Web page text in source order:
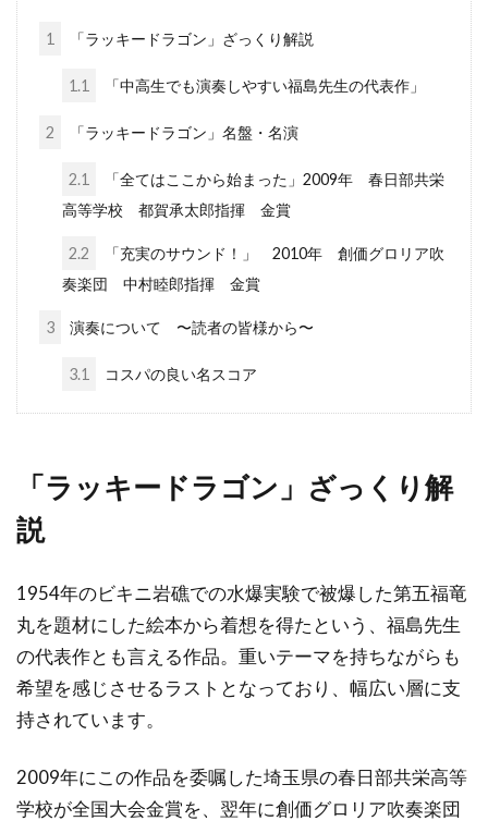
1 「ラッキードラゴン」ざっくり解説
1.1 「中高生でも演奏しやすい福島先生の代表作」
2 「ラッキードラゴン」名盤・名演
2.1
「全てはここから始まった」2009年 春日部共栄
高等学校 都賀承太郎指揮 金賞
2.2
「充実のサウンド！」 2010年 創価グロリア吹
奏楽団 中村睦郎指揮 金賞
3 演奏について 〜読者の皆様から〜
3.1 コスパの良い名スコア
「ラッキードラゴン」ざっくり解
説
1954年のビキニ岩礁での水爆実験で被爆した第五福竜
丸を題材にした絵本から着想を得たという、福島先生
の代表作とも言える作品。重いテーマを持ちながらも
希望を感じさせるラストとなっており、幅広い層に支
持されています。
2009年にこの作品を委嘱した埼玉県の春日部共栄高等
学校が全国大会金賞を、翌年に創価グロリア吹奏楽団